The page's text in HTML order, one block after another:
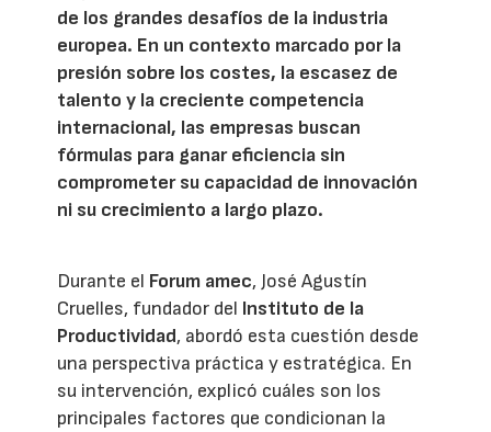
de los grandes desafíos de la industria
europea. En un contexto marcado por la
presión sobre los costes, la escasez de
talento y la creciente competencia
internacional, las empresas buscan
fórmulas para ganar eficiencia sin
comprometer su capacidad de innovación
ni su crecimiento a largo plazo.
Durante el Forum amec, José Agustín
Cruelles, fundador del Instituto de la
Productividad, abordó esta cuestión desde
una perspectiva práctica y estratégica. En
su intervención, explicó cuáles son los
principales factores que condicionan la